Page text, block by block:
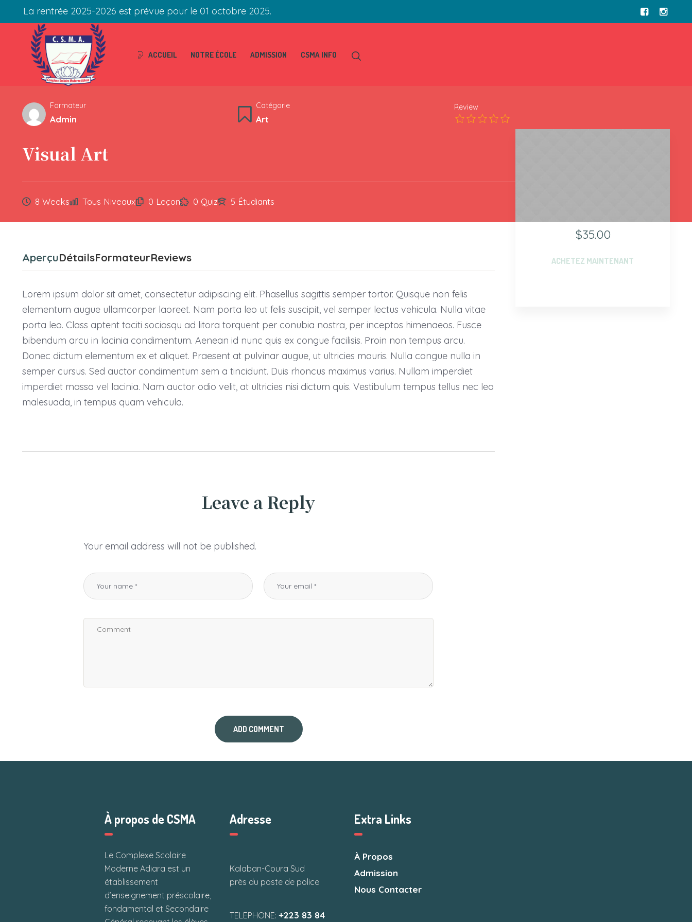
La rentrée 2025-2026 est prévue pour le 01 octobre 2025.
ACCUEIL NOTRE ÉCOLE ADMISSION CSMA INFO
Formateur
Admin
Catégorie
Art
Review
Visual Art
8 Weeks Tous Niveaux 0 Leçon 0 Quiz 5 Étudiants
AperçuDétailsFormateurReviews
Lorem ipsum dolor sit amet, consectetur adipiscing elit. Phasellus sagittis semper tortor. Quisque non felis
elementum augue ullamcorper laoreet. Nam porta leo ut felis suscipit, vel semper lectus vehicula. Nulla vitae
porta leo. Class aptent taciti sociosqu ad litora torquent per conubia nostra, per inceptos himenaeos. Fusce
bibendum arcu in lacinia condimentum. Aenean id nunc quis ex congue facilisis. Proin non tempus arcu.
Donec dictum elementum ex et aliquet. Praesent at pulvinar augue, ut ultricies mauris. Nulla congue nulla in
semper cursus. Sed auctor condimentum sem a tincidunt. Duis rhoncus maximus varius. Nullam imperdiet
imperdiet massa vel lacinia. Nam auctor odio velit, at ultricies nisi dictum quis. Vestibulum tempus tellus nec leo
malesuada, in tempus quam vehicula.
Leave a Reply
Your email address will not be published.
$35.00
ACHETEZ MAINTENANT
À propos de CSMA
Le Complexe Scolaire
Moderne Adiara est un
établissement
d’enseignement préscolaire,
fondamental et Secondaire
Adresse
Kalaban-Coura Sud
près du poste de police
TELEPHONE: +223 83 84
Extra Links
À Propos
Admission
Nous Contacter